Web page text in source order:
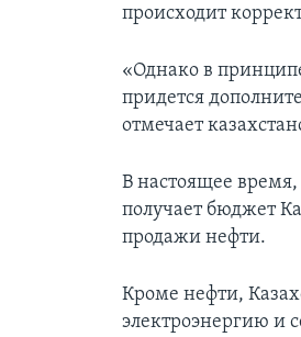
происходит
«Однако в
придется
отмечает
В настоящее
получает бюджет
продажи нефти.
Кроме нефти,
электроэнергию и